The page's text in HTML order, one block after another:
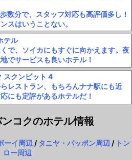
数分で、スタッフ対応も高評価多し！
スはいうことない。
テル
で、ソイカにもすぐに向かえます。夜
でサービスも良いホテル！
スクンビット 4
レストラン、もちろんナナ駅にも近
にも定評があるホテルだ！
コクのホテル情報
ーイ周辺 /タニヤ・パッポン周辺 / トン
ロー周辺